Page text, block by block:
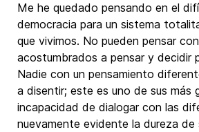
Me he quedado pensando en el
democracia para un sistema
que vivimos. No pueden pensar
acostumbrados a pensar y decidir
Nadie con un pensamiento
a disentir; este es uno de sus más
incapacidad de dialogar con las
nuevamente evidente la dureza de